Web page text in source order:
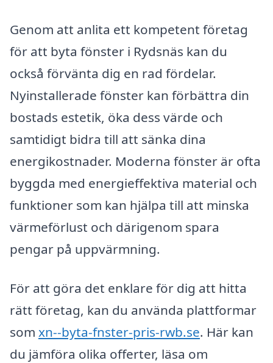
Genom att anlita ett kompetent företag
för att byta fönster i Rydsnäs kan du
också förvänta dig en rad fördelar.
Nyinstallerade fönster kan förbättra din
bostads estetik, öka dess värde och
samtidigt bidra till att sänka dina
energikostnader. Moderna fönster är ofta
byggda med energieffektiva material och
funktioner som kan hjälpa till att minska
värmeförlust och därigenom spara
pengar på uppvärmning.
För att göra det enklare för dig att hitta
rätt företag, kan du använda plattformar
som xn--byta-fnster-pris-rwb.se. Här kan
du jämföra olika offerter, läsa om